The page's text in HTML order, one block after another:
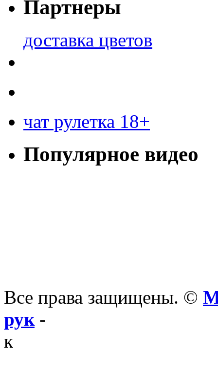
Партнеры
доставка цветов
чат рулетка 18+
Популярное видео
Все права защищены. ©
рук-
к